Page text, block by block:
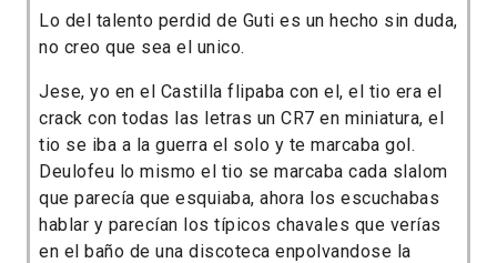
Lo del talento perdid de Guti es un hecho sin duda,
no creo que sea el unico.
Jese, yo en el Castilla flipaba con el, el tio era el
crack con todas las letras un CR7 en miniatura, el
tio se iba a la guerra el solo y te marcaba gol.
Deulofeu lo mismo el tio se marcaba cada slalom
que parecía que esquiaba, ahora los escuchabas
hablar y parecían los típicos chavales que verías
en el baño de una discoteca enpolvandose la